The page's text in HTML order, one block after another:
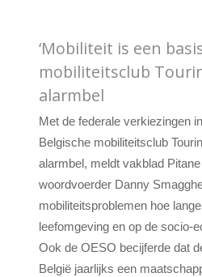
‘Mobiliteit is een
mobiliteitsclub
alarmbel
Met de federale verkiezingen
Belgische mobiliteitsclub
alarmbel, meldt vakblad
woordvoerder Danny
mobiliteitsproblemen hoe
leefomgeving en op de socio-
Ook de OESO becijferde dat
België jaarlijks een